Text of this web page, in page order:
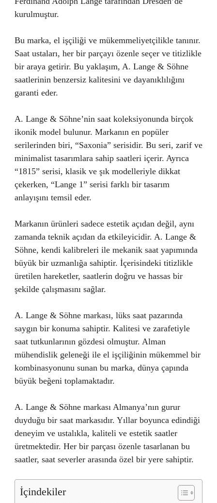
kurulmuştur.
Bu marka, el işçiliği ve mükemmeliyetçilikle tanınır.
Saat ustaları, her bir parçayı özenle seçer ve titizlikle
bir araya getirir. Bu yaklaşım, A. Lange & Söhne
saatlerinin benzersiz kalitesini ve dayanıklılığını
garanti eder.
A. Lange & Söhne’nin saat koleksiyonunda birçok
ikonik model bulunur. Markanın en popüler
serilerinden biri, “Saxonia” serisidir. Bu seri, zarif ve
minimalist tasarımlara sahip saatleri içerir. Ayrıca
“1815” serisi, klasik ve şık modelleriyle dikkat
çekerken, “Lange 1” serisi farklı bir tasarım
anlayışını temsil eder.
Markanın ürünleri sadece estetik açıdan değil, aynı
zamanda teknik açıdan da etkileyicidir. A. Lange &
Söhne, kendi kalibreleri ile mekanik saat yapımında
büyük bir uzmanlığa sahiptir. İçerisindeki titizlikle
üretilen hareketler, saatlerin doğru ve hassas bir
şekilde çalışmasını sağlar.
A. Lange & Söhne markası, lüks saat pazarında
saygın bir konuma sahiptir. Kalitesi ve zarafetiyle
saat tutkunlarının gözdesi olmuştur. Alman
mühendislik geleneği ile el işçiliğinin mükemmel bir
kombinasyonunu sunan bu marka, dünya çapında
büyük beğeni toplamaktadır.
A. Lange & Söhne markası Almanya’nın gurur
duyduğu bir saat markasıdır. Yıllar boyunca edindiği
deneyim ve ustalıkla, kaliteli ve estetik saatler
üretmektedir. Her bir parçası özenle tasarlanan bu
saatler, saat severler arasında özel bir yere sahiptir.
İçindekiler